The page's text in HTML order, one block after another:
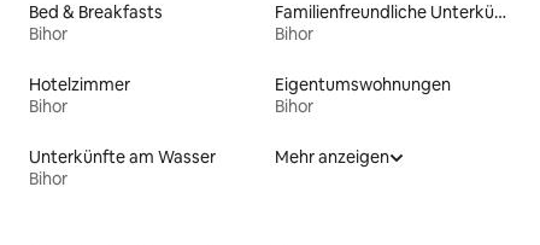
Bed & Breakfasts
Bihor
Familienfreundliche Unterkünfte
Bihor
Hotelzimmer
Bihor
Eigentumswohnungen
Bihor
Unterkünfte am Wasser
Bihor
Mehr anzeigen